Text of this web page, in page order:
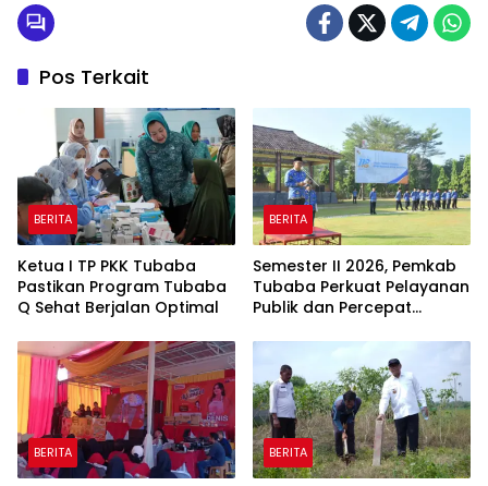
Pos Terkait
BERITA
Ketua I TP PKK Tubaba
Pastikan Program Tubaba
Q Sehat Berjalan Optimal
BERITA
Semester II 2026, Pemkab
Tubaba Perkuat Pelayanan
Publik dan Percepat
BERITA BERITA